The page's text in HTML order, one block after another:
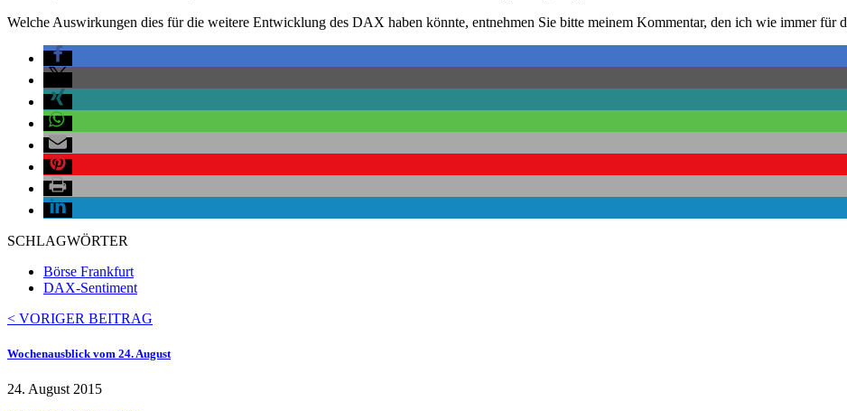
Welche Auswirkungen dies für die weitere Entwicklung des DAX haben könnte, entnehmen Sie bitte meinem Kommentar, den ich wie immer für
SCHLAGWÖRTER
Börse Frankfurt
DAX-Sentiment
< VORIGER BEITRAG
Wochenausblick vom 24. August
24. August 2015